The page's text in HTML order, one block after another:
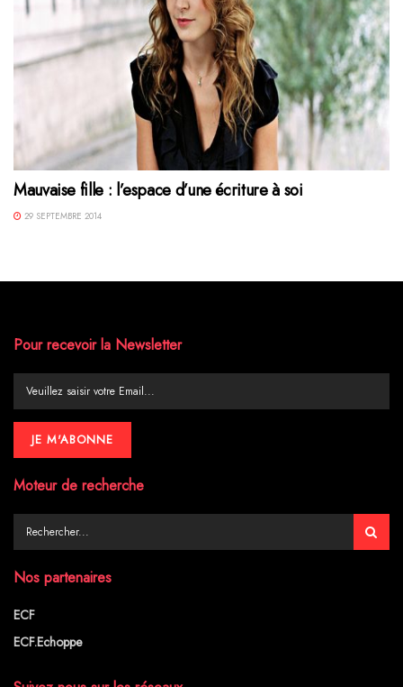
Mauvaise fille : l’espace d’une écriture à soi
29 SEPTEMBRE 2014
Pour recevoir la Newsletter
Moteur de recherche
Nos partenaires
ECF
ECF.Echoppe